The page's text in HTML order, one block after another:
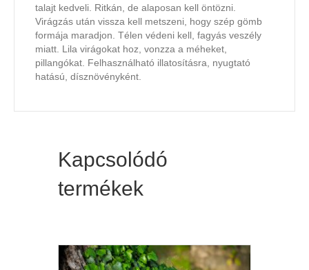
talajt kedveli. Ritkán, de alaposan kell öntözni.
Virágzás után vissza kell metszeni, hogy szép gömb
formája maradjon. Télen védeni kell, fagyás veszély
miatt. Lila virágokat hoz, vonzza a méheket,
pillangókat. Felhasználható illatosításra, nyugtató
hatású, dísznövényként.
Kapcsolódó
termékek